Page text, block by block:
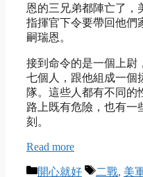
恩的三兄弟都陣亡了，
指揮官下令要帶回他們
嗣瑞恩。
接到命令的是一個上尉
七個人，跟他組成一個
隊。這些人都有不同的
路上既有危險，也有一
刻。
Read more
Categories
開心就好 Tags
二戰, 美